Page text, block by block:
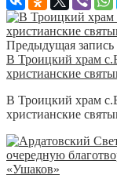
Предыдущая запись
В Троицкий храм
христианские
В Троицкий храм
христианские